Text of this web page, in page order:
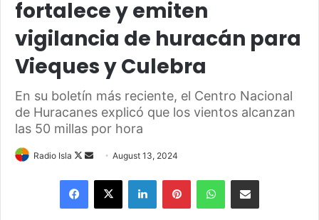
fortalece y emiten
vigilancia de huracán para
Vieques y Culebra
En su boletín más reciente, el Centro Nacional
de Huracanes explicó que los vientos alcanzan
las 50 millas por hora
Radio Isla
Follow
Send
email
August 13, 2024
Facebook
X LinkedInPinterestWhatsAppShare via Email